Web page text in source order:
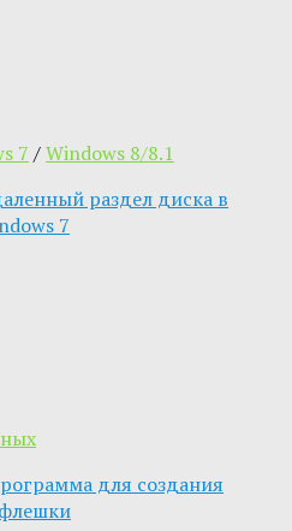
7 /Windows 8/8.1
раздел диска в
7
для создания